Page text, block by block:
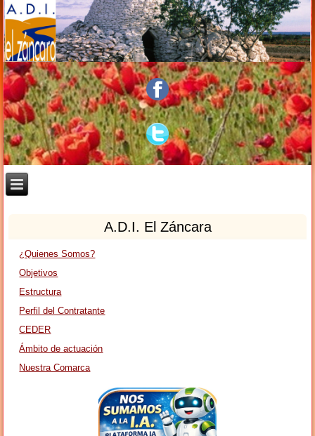
A.D.I. El Záncara
¿Quienes Somos?
Objetivos
Estructura
Perfil del Contratante
CEDER
Ámbito de actuación
Nuestra Comarca